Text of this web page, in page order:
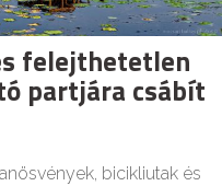
felejthetetlen
partjára csábít
bicikliutak és